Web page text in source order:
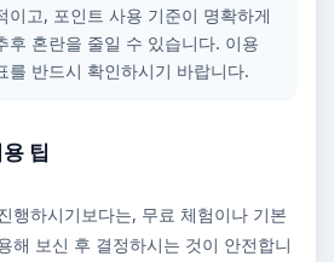
이고, 포인트 사용 기준이 명확하게
후 혼란을 줄일 수 있습니다. 이용
를 반드시 확인하시기 바랍니다.
팁
행하시기보다는, 무료 체험이나 기본
해 보신 후 결정하시는 것이 안전합니